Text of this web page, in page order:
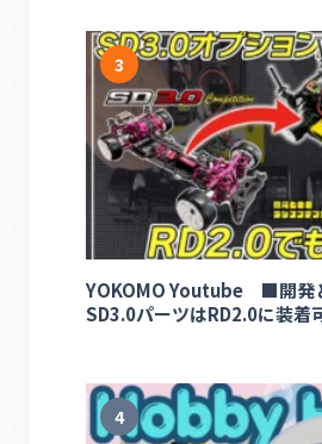
3
YOKOMO Youtube ■開発
SD3.0パーツはRD2.0に装着
4